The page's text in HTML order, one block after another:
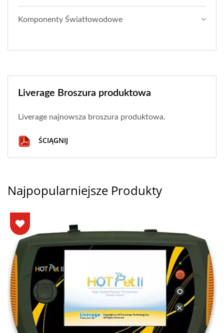
Komponenty Światłowodowe
Liverage Broszura produktowa
Liverage najnowsza broszura produktowa.
ŚCIĄGNIJ
Najpopularniejsze Produkty